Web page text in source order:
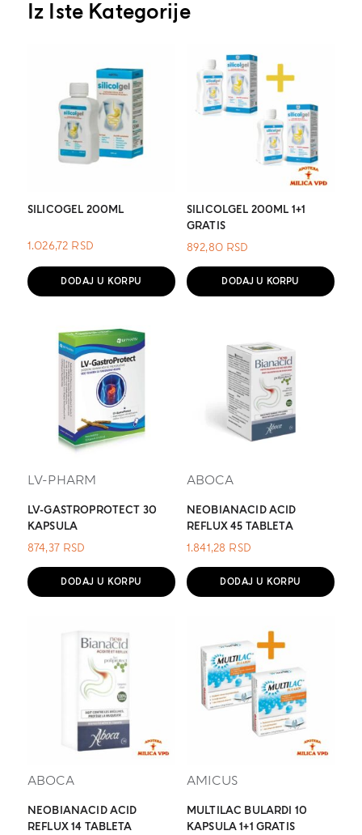
Iz Iste Kategorije
SILICOGEL 200ML
1.026,72 RSD
DODAJ U KORPU
SILICOLGEL 200ML 1+1
GRATIS
892,80 RSD
DODAJ U KORPU
LV-PHARM
LV-GASTROPROTECT 30
KAPSULA
874,37 RSD
DODAJ U KORPU
ABOCA
NEOBIANACID ACID
REFLUX 45 TABLETA
1.841,28 RSD
DODAJ U KORPU
ABOCA
NEOBIANACID ACID
REFLUX 14 TABLETA
AMICUS
MULTILAC BULARDI 10
KAPSULA 1+1 GRATIS